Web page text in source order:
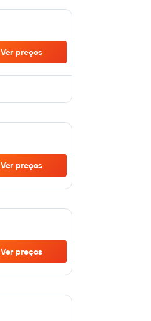
Ver preços
Ver preços
Ver preços